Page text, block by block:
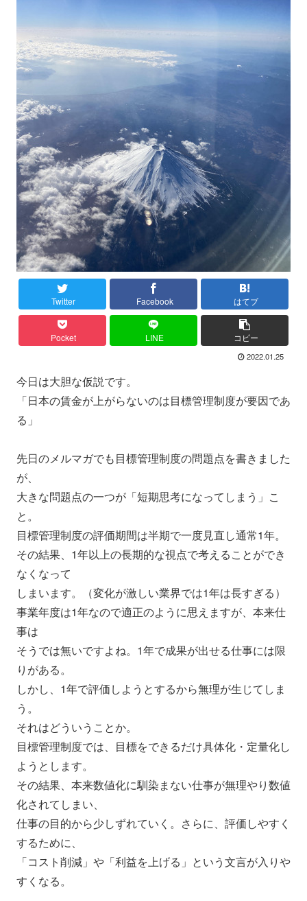
Twitter Facebook はてブ
Pocket LINE コピー
2022.01.25
今日は大胆な仮説です。
「日本の賃金が上がらないのは目標管理制度が要因であ
る」
先日のメルマガでも目標管理制度の問題点を書きました
が、
大きな問題点の一つが「短期思考になってしまう」こ
と。
目標管理制度の評価期間は半期で一度見直し通常1年。
その結果、1年以上の長期的な視点で考えることができ
なくなって
しまいます。（変化が激しい業界では1年は長すぎる）
事業年度は1年なので適正のように思えますが、本来仕
事は
そうでは無いですよね。1年で成果が出せる仕事には限
りがある。
しかし、1年で評価しようとするから無理が生じてしま
う。
それはどういうことか。
目標管理制度では、目標をできるだけ具体化・定量化し
ようとします。
その結果、本来数値化に馴染まない仕事が無理やり数値
化されてし まい、
仕事の目的から少しずれていく。さらに、評価しやすく
するために、
「コスト削減」や「利益を上げる」という文言が入りや
すくなる。